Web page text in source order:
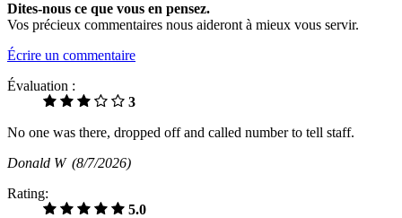
Dites-nous ce que vous en pensez.
Vos précieux commentaires nous aideront à mieux vous servir.
Écrire un commentaire
Évaluation :
3
No one was there, dropped off and called number to tell staff.
Donald W (8/7/2026)
Rating:
5.0